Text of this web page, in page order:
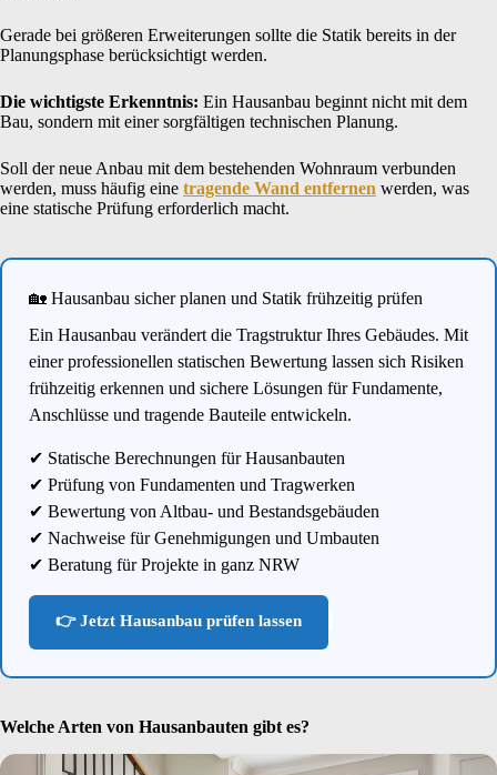
Gerade bei größeren Erweiterungen sollte die Statik bereits in der
Planungsphase berücksichtigt werden.
Die wichtigste Erkenntnis: Ein Hausanbau beginnt nicht mit dem
Bau, sondern mit einer sorgfältigen technischen Planung.
Soll der neue Anbau mit dem bestehenden Wohnraum verbunden
werden, muss häufig eine tragende Wand entfernen werden, was
eine statische Prüfung erforderlich macht.
🏡 Hausanbau sicher planen und Statik frühzeitig prüfen
Ein Hausanbau verändert die Tragstruktur Ihres Gebäudes. Mit
einer professionellen statischen Bewertung lassen sich Risiken
frühzeitig erkennen und sichere Lösungen für Fundamente,
Anschlüsse und tragende Bauteile entwickeln.
✔ Statische Berechnungen für Hausanbauten
✔ Prüfung von Fundamenten und Tragwerken
✔ Bewertung von Altbau- und Bestandsgebäuden
✔ Nachweise für Genehmigungen und Umbauten
✔ Beratung für Projekte in ganz NRW
👉 Jetzt Hausanbau prüfen lassen
Welche Arten von Hausanbauten gibt es?